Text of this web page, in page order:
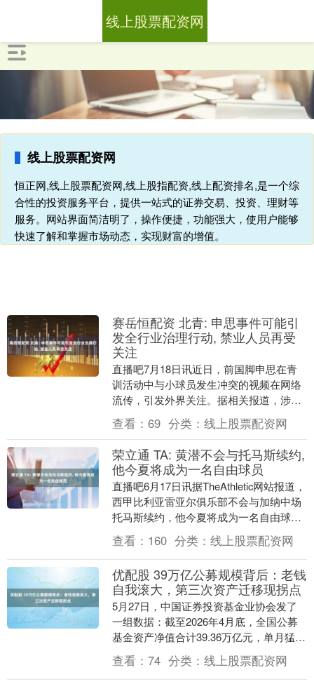
线上股票配资网
恒正网,线上股票配资网,线上股指配资,线上配资排名,是一个综
合性的投资服务平台，提供一站式的证券交易、投资、理财等
服务。网站界面简洁明了，操作便捷，功能强大，使用户能够
快速了解和掌握市场动态，实现财富的增值。
线上股票配资网
赛岳恒配资 北青: 申思事件可能引
发全行业治理行动, 禁业人员再受
关注
直播吧7月18日讯近日，前国脚申思在青
训活动中与小球员发生冲突的视频在网络
流传，引发外界关注。据相关报道，涉事
球员家长已经报警。对此，中国足协18日
发布通报，表....
查看： 69 分类： 线上股票配资网
荣立通 TA: 黄潜不会与托马斯续约,
他今夏将成为一名自由球员
直播吧6月17日讯据TheAthletic网站报道，
西甲比利亚雷亚尔俱乐部不会与加纳中场
托马斯续约，他今夏将成为一名自由球
员。 现年33岁的托马斯目前正随加纳队....
查看： 160 分类： 线上股票配资网
优配股 39万亿公募规模背后：老钱
自我滚大，第三次资产迁移现拐点
5月27日，中国证券投资基金业协会发了
一组数据：截至2026年4月底，全国公募
基金资产净值合计39.36万亿元，单月猛增
1.82万亿，首次站上39万亿大关。 普....
查看： 74 分类： 线上股票配资网